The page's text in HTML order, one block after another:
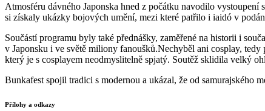
Atmosféru dávného Japonska hned z počátku navodilo
si získaly ukázky bojových umění, mezi které patřilo i iaidó v
Součástí programu byly také přednášky, zaměřené na historii i
v Japonsku i ve světě miliony fanoušků.Nechyběl ani cosplay,
který je s cosplayem neodmyslitelně spjatý. Soutěž sklidila velký
Bunkafest spojil tradici s modernou a ukázal, že od samurajského
Přílohy a odkazy